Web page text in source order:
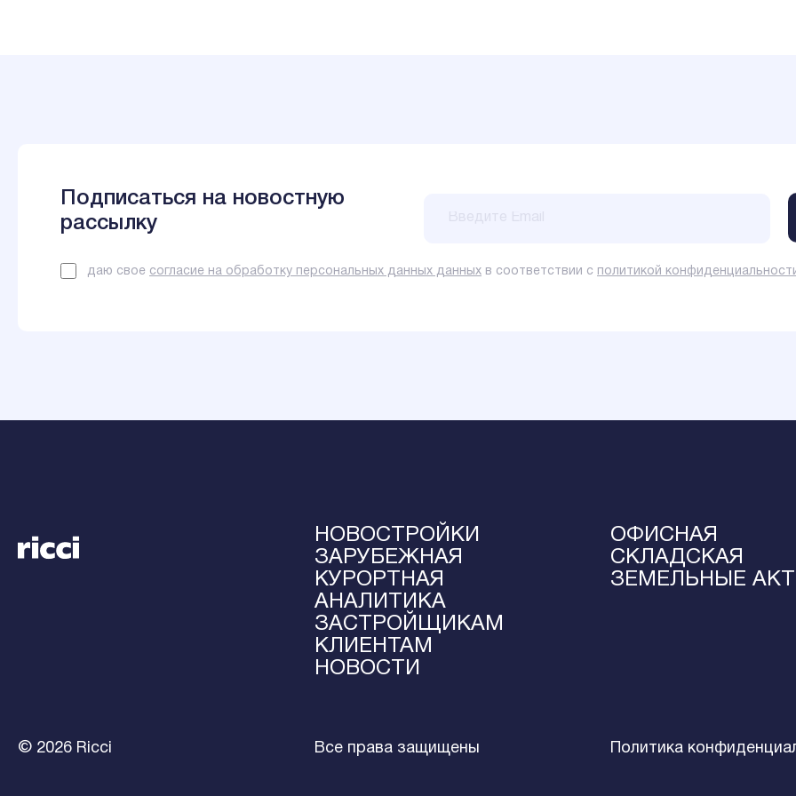
Подписаться на новостную
рассылку
даю свое согласие на обработку персональных данных данных в соответствии с политикой
НОВОСТРОЙКИ
ЗАРУБЕЖНАЯ
КУРОРТНАЯ
АНАЛИТИКА
ЗАСТРОЙЩИКАМ
КЛИЕНТАМ
НОВОСТИ
ОФИСНАЯ
СКЛАДСКАЯ
ЗЕМЕЛЬНЫЕ
© 2026 Ricci Все права защищены Политика